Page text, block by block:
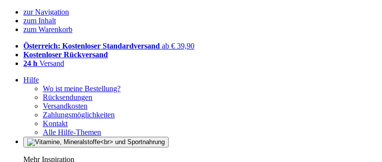
zur Navigation
zum Inhalt
zum Warenkorb
Österreich: Kostenloser Standardversand ab € 39,90
Kostenloser Rückversand
24 h Versand
Hilfe
Wo ist meine Bestellung?
Rücksendungen
Versandkosten
Zahlungsmöglichkeiten
Kontakt
Alle Hilfe-Themen
Mehr Inspiration